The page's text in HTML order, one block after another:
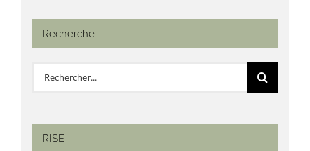
Recherche
Rechercher:
RISE